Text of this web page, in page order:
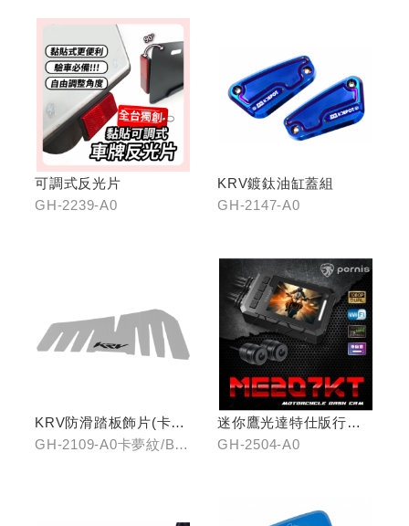
可調式反光片
GH-2239-A0
KRV鍍鈦油缸蓋組
GH-2147-A0
KRV防滑踏板飾片(卡夢
紋/金屬髮絲)
GH-2109-A0卡夢紋/B0
迷你鷹光達特仕版行車
記錄器
GH-2504-A0